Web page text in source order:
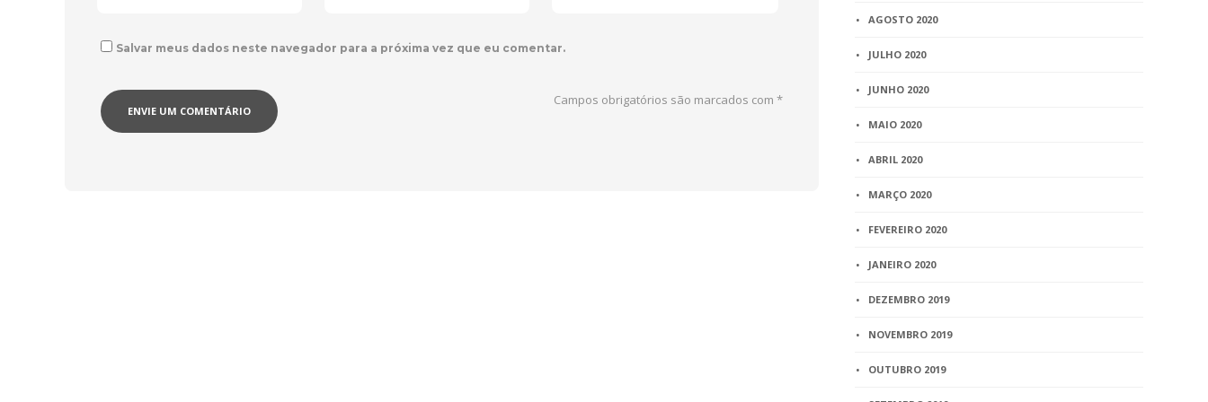
Salvar meus dados neste navegador para a próxima vez que eu comentar.
Campos obrigatórios são marcados com*
AGOSTO 2020
JULHO 2020
JUNHO 2020
MAIO 2020
ABRIL 2020
MARÇO 2020
FEVEREIRO 2020
JANEIRO 2020
DEZEMBRO 2019
NOVEMBRO 2019
OUTUBRO 2019